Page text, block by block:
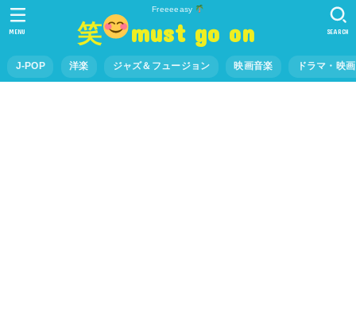
Freeeeasy
笑 must go on
J-POP 洋楽 ジャズ＆フュージョン 映画音楽 ドラマ・映
SEARCH
MENU